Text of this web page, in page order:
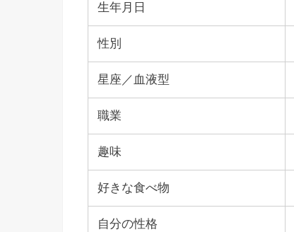
生年月日
性別
星座／血液型
職業
趣味
好きな食べ物
自分の性格